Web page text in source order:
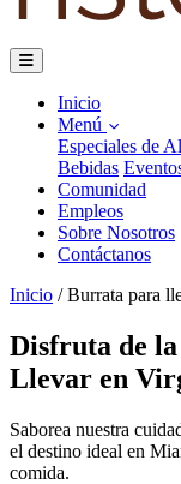
Inicio
Menú
Especiales de
Bebidas
Comunidad
Empleos
Sobre Nosotros
Contáctanos
Inicio / Burrata para
Disfruta de
Llevar en
Saborea nuestra
el destino ideal en
comida.